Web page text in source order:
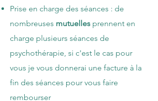
​Prise en charge des séances : de
nombreuses mutuelles prennent en
charge plusieurs séances de
psychothérapie, si c'est le cas pour
vous je vous donnerai une facture à la
fin des séances pour vous faire
rembourser